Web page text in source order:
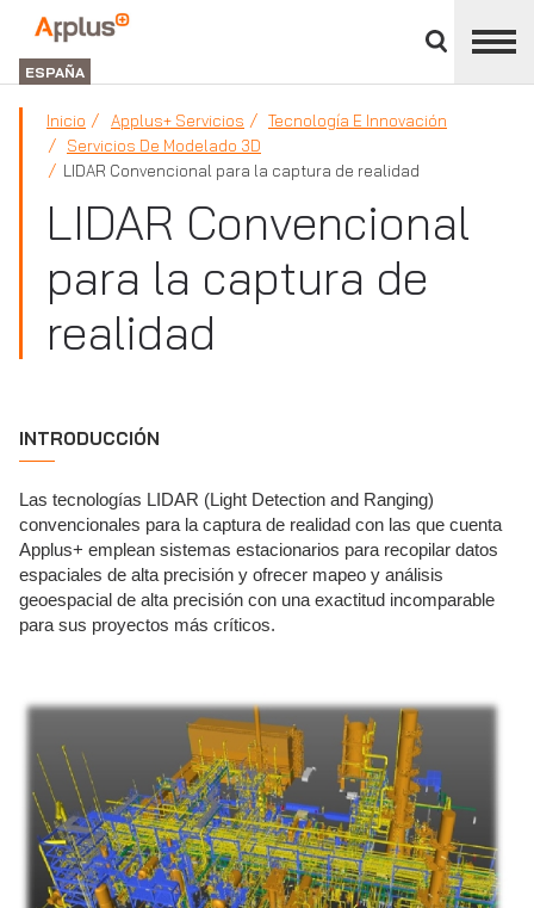
panel
Applus+
GROUP
ESPAÑA
Inicio Applus+ Servicios
Tecnología E Innovación
Servicios De Modelado 3D
LIDAR Convencional para la captura de realidad
LIDAR Convencional
para la captura de
realidad
INTRODUCCIÓN
Las tecnologías LIDAR (Light Detection and Ranging)
convencionales para la captura de realidad con las que cuenta
Applus+ emplean sistemas estacionarios para recopilar datos
espaciales de alta precisión y ofrecer mapeo y análisis
geoespacial de alta precisión con una exactitud incomparable
para sus proyectos más críticos.